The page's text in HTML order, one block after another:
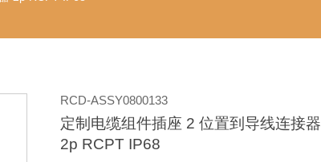
RCD-ASSY0800133
定制电缆组件插座 2 位置到导线连接器
2p RCPT IP68